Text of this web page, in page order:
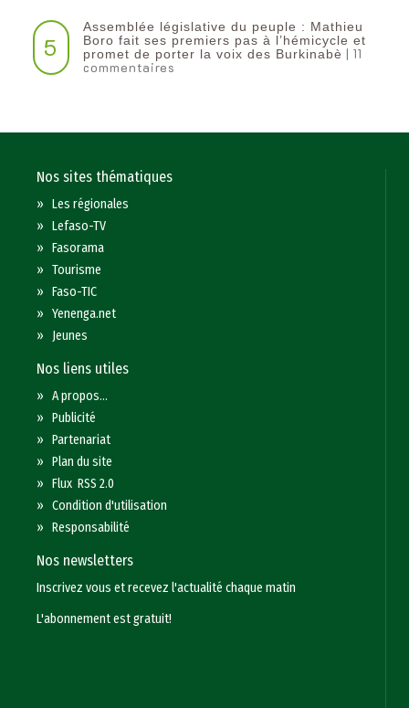
5
Assemblée législative du peuple : Mathieu
Boro fait ses premiers pas à l’hémicycle et
promet de porter la voix des Burkinabè | 11
commentaires
Nos sites thématiques
»Les régionales
»Lefaso-TV
»Fasorama
»Tourisme
»Faso-TIC
»Yenenga.net
» Jeunes
Nos liens utiles
»A propos...
»Publicité
»Partenariat
»Plan du site
»Flux RSS 2.0
»Condition d'utilisation
»Responsabilité
Nos newsletters
Inscrivez vous et recevez l'actualité chaque matin
L'abonnement est gratuit!